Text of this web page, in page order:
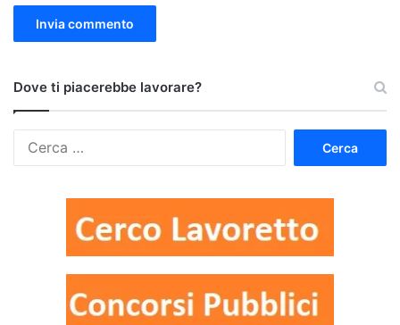
Dove ti piacerebbe lavorare?